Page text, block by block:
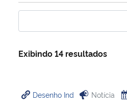
Ministério da Infraestrutura
Ministério da Cidadania
Exibindo 14 resultados
Desenho Ind Notícia